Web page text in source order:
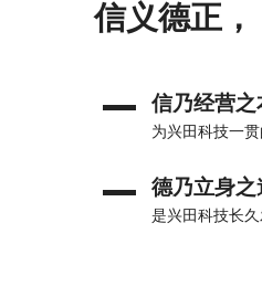
信义德正
信乃经营
为兴田科技一贯
德乃立身
是兴田科技长久